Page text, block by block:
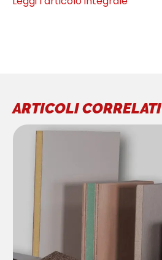
ARTICOLI CORRELATI